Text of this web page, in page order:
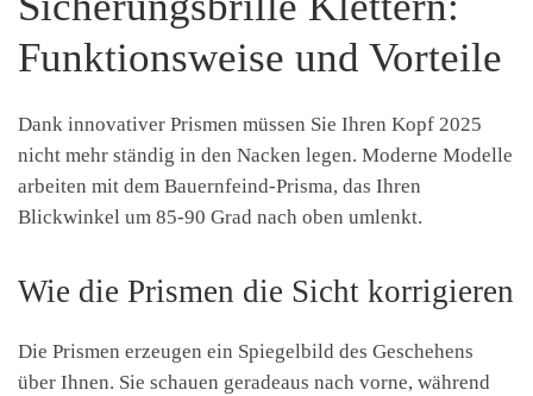
Funktionsweise und Vorteile
Dank innovativer Prismen müssen Sie Ihren Kopf 2025
nicht mehr ständig in den Nacken legen. Moderne Modelle
arbeiten mit dem Bauernfeind-Prisma, das Ihren
Blickwinkel um 85-90 Grad nach oben umlenkt.
Wie die Prismen die Sicht korrigieren
Die Prismen erzeugen ein Spiegelbild des Geschehens
über Ihnen. Sie schauen geradeaus nach vorne, während